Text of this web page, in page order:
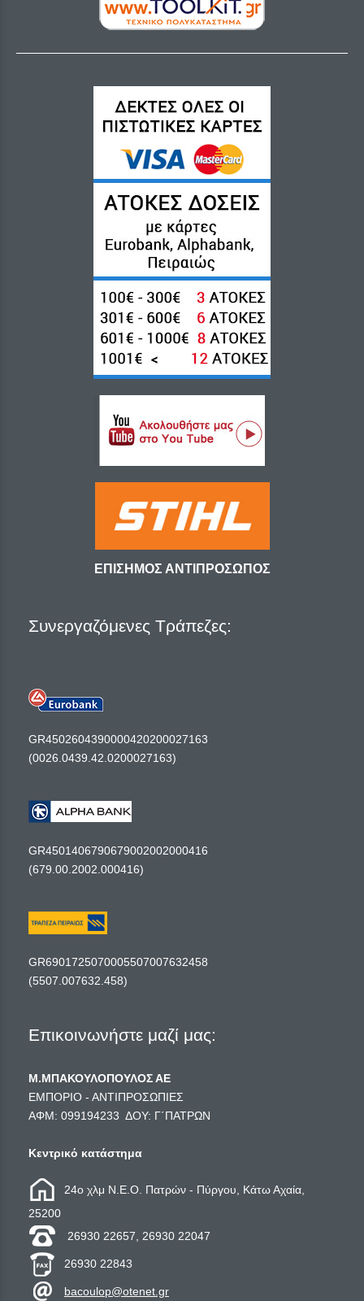
ΕΠΙΣΗΜΟΣ ΑΝΤΙΠΡΟΣΩΠΟΣ
Συνεργαζόμενες Τράπεζες:
GR4502604390000420200027163
(0026.0439.42.0200027163)
GR4501406790679002002000416
(679.00.2002.000416)
GR6901725070005507007632458
(5507.007632.458)
Επικοινωνήστε μαζί μας:
Μ.ΜΠΑΚΟΥΛΟΠΟΥΛΟΣ ΑΕ
ΕΜΠΟΡΙΟ - ΑΝΤΙΠΡΟΣΩΠΙΕΣ
ΑΦΜ: 099194233 ΔΟΥ: Γ΄ΠΑΤΡΩΝ
Κεντρικό κατάστημα
24ο χλμ Ν.Ε.Ο. Πατρών - Πύργου, Κάτω Αχαία,
25200
26930 22657, 26930 22047
26930 22843
bacoulop@otenet.gr